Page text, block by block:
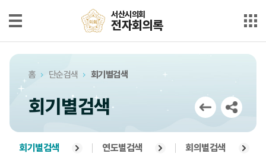
서산시의회
전자회의록
최근회의록
단순검색
상세검색
부록검색
서산시의회
전자회의록
홈 단순검색 회기별검색
회기별검색
회기별검색 연도별검색 회의별검색